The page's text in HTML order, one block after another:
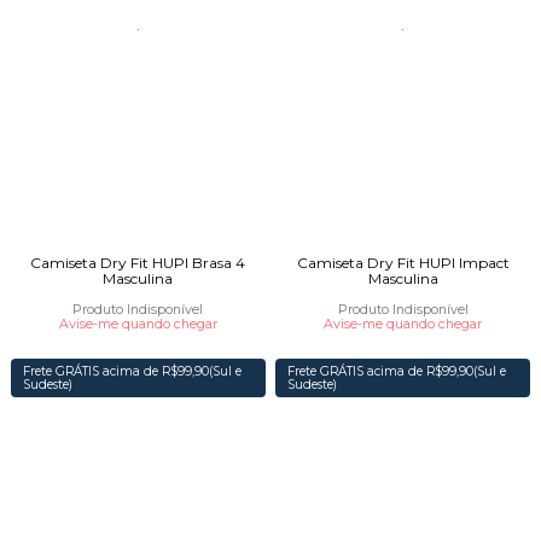
Camiseta Dry Fit HUPI Brasa 4
Masculina
Produto Indisponível
Avise-me quando chegar
Frete GRÁTIS acima de R$99,90(Sul e
Sudeste)
Camiseta Dry Fit HUPI Impact
Masculina
Produto Indisponível
Avise-me quando chegar
Frete GRÁTIS acima de R$99,90(Sul e
Sudeste)